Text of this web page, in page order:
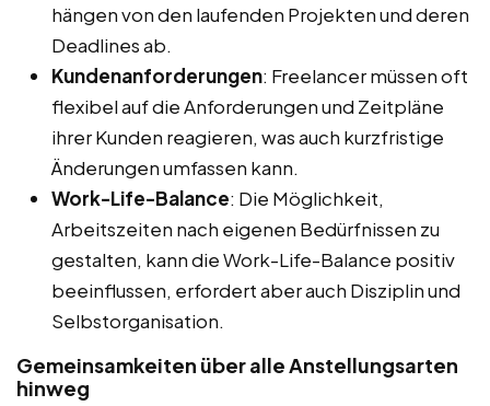
hängen von den laufenden Projekten und deren
Deadlines ab.
Kundenanforderungen: Freelancer müssen oft
flexibel auf die Anforderungen und Zeitpläne
ihrer Kunden reagieren, was auch kurzfristige
Änderungen umfassen kann.
Work-Life-Balance: Die Möglichkeit,
Arbeitszeiten nach eigenen Bedürfnissen zu
gestalten, kann die Work-Life-Balance positiv
beeinflussen, erfordert aber auch Disziplin und
Selbstorganisation.
Gemeinsamkeiten über alle Anstellungsarten
hinweg